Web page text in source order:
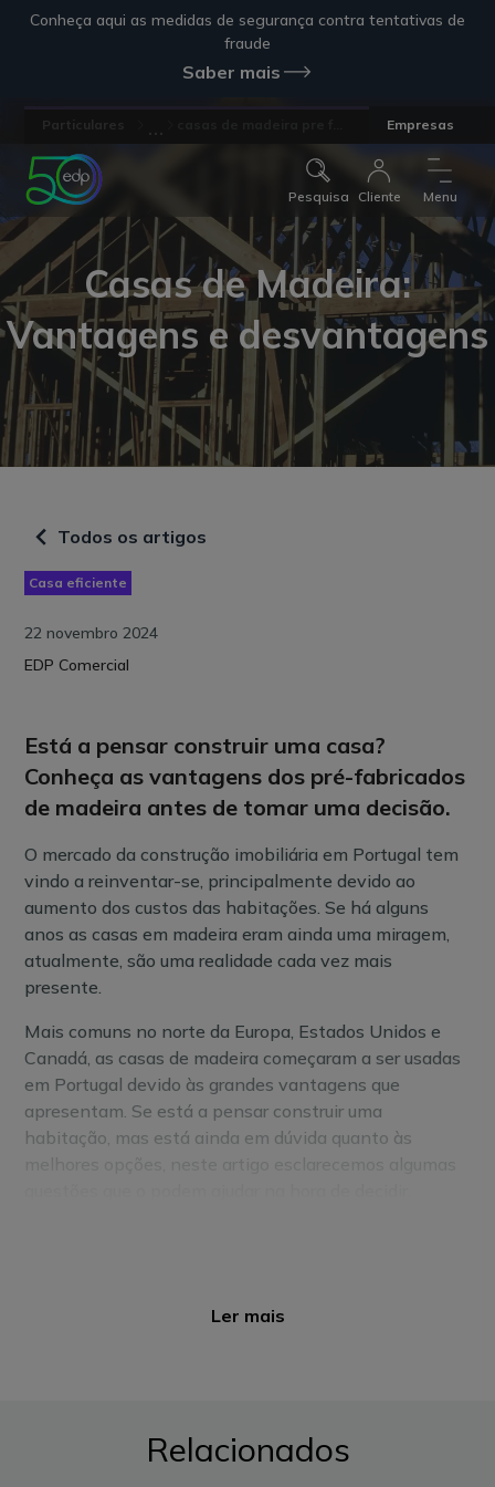
Conheça aqui as medidas de segurança contra tentativas de
fraude
Saber mais
Empresas
Pesquisa Cliente Menu
Casas de Madeira:
Vantagens e desvantagens
Todos os artigos
Casa eficiente
22 novembro 2024
EDP Comercial
Está a pensar construir uma casa?
Conheça as vantagens dos pré-fabricados
de madeira antes de tomar uma decisão.
O mercado da construção imobiliária em Portugal tem
vindo a reinventar-se, principalmente devido ao
aumento dos custos das habitações. Se há alguns
anos as casas em madeira eram ainda uma miragem,
atualmente, são uma realidade cada vez mais
presente.
Mais comuns no norte da Europa, Estados Unidos e
Canadá, as casas de madeira começaram a ser usadas
em Portugal devido às grandes vantagens que
apresentam. Se está a pensar construir uma
habitação, mas está ainda em dúvida quanto às
Ter casa própria é, sem dúvida, um dos maiores
dependente de financiamento bancário pode
significar ter de sujeitar as suas escolhas ao
Ler mais
Relacionados